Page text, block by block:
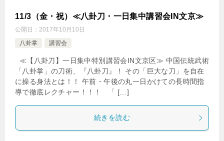
11/3（金・祝）≪八卦刀・一日集中講習会IN文京≫
公開日： 2017年10月10日
八卦掌
講習会
≪【八卦刀】一日集中特別講習会IN文京区≫ 中国伝統武術
「八卦掌」の刀術、『八卦刀』！ その「巨大な刀」を自在
に操る身法とは！！ 午前・午後の丸一日かけての長時間指
導で徹底レクチャー！！！ 「 […]
続きを読む